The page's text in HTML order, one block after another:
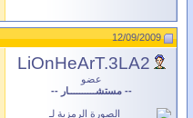
12/09/2009
LiOnHeArT.3LA2
عضو
-- مستشــــــــــار --